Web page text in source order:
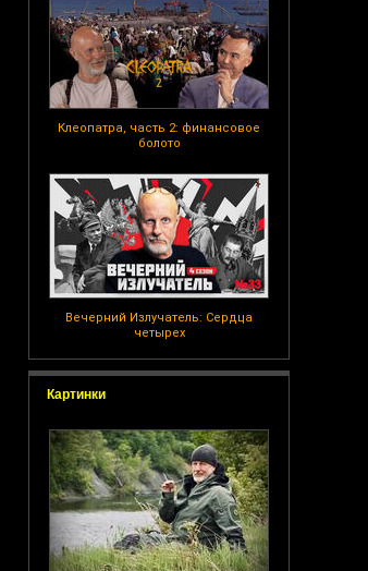
Клеопатра, часть 2: финансовое
болото
Вечерний Излучатель: Сердца
четырех
Картинки